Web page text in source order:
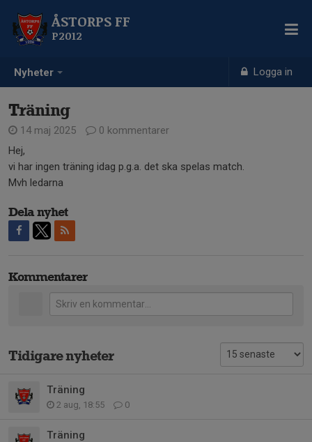
Nyheter Logga in
ÅSTORPS FF
P2012
Träning
14 maj 2025
0 kommentarer
Hej,
vi har ingen träning idag p.g.a. det ska spelas match.
Mvh ledarna
Dela nyhet
Kommentarer
Tidigare nyheter
Träning
2 aug, 18:55 0
Träning